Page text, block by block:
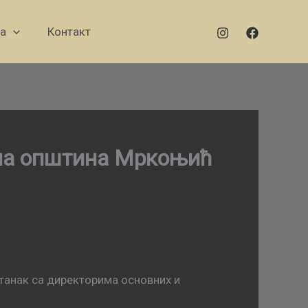
Контакт
општина Мркоњић
са директорима основних и